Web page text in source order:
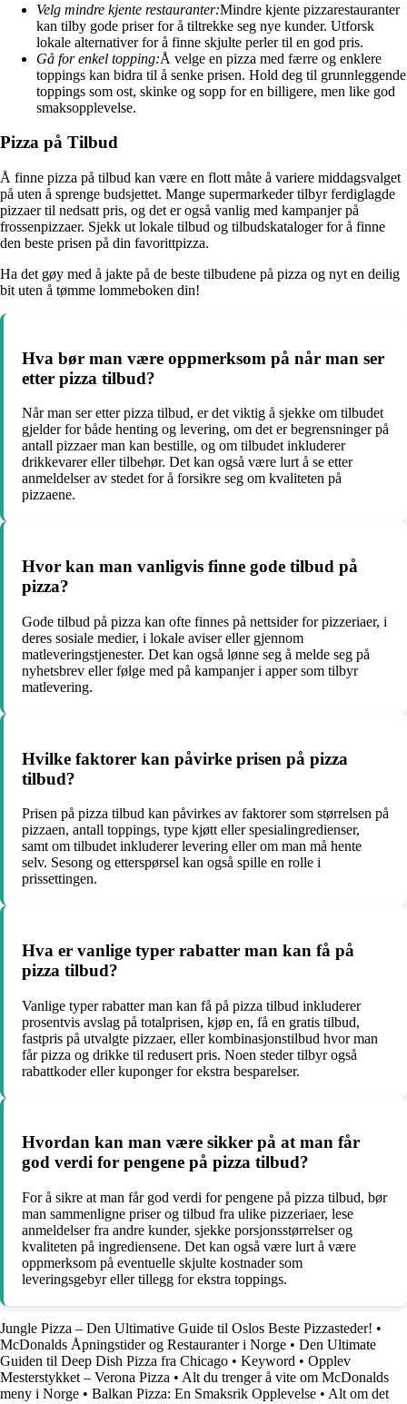
Velg mindre kjente restauranter:Mindre kjente pizzarestauranter
kan tilby gode priser for å tiltrekke seg nye kunder. Utforsk
lokale alternativer for å finne skjulte perler til en god pris.
Gå for enkel topping:Å velge en pizza med færre og enklere
toppings kan bidra til å senke prisen. Hold deg til grunnleggende
toppings som ost, skinke og sopp for en billigere, men like god
smaksopplevelse.
Pizza på Tilbud
Å finne pizza på tilbud kan være en flott måte å variere middagsvalget
på uten å sprenge budsjettet. Mange supermarkeder tilbyr ferdiglagde
pizzaer til nedsatt pris, og det er også vanlig med kampanjer på
frossenpizzaer. Sjekk ut lokale tilbud og tilbudskataloger for å finne
den beste prisen på din favorittpizza.
Ha det gøy med å jakte på de beste tilbudene på pizza og nyt en deilig
bit uten å tømme lommeboken din!
Hva bør man være oppmerksom på når man ser
etter pizza tilbud?
Når man ser etter pizza tilbud, er det viktig å sjekke om tilbudet
gjelder for både henting og levering, om det er begrensninger på
antall pizzaer man kan bestille, og om tilbudet inkluderer
drikkevarer eller tilbehør. Det kan også være lurt å se etter
anmeldelser av stedet for å forsikre seg om kvaliteten på
pizzaene.
Hvor kan man vanligvis finne gode tilbud på
pizza?
Gode tilbud på pizza kan ofte finnes på nettsider for pizzeriaer, i
deres sosiale medier, i lokale aviser eller gjennom
matleveringstjenester. Det kan også lønne seg å melde seg på
nyhetsbrev eller følge med på kampanjer i apper som tilbyr
matlevering.
Hvilke faktorer kan påvirke prisen på pizza
tilbud?
Prisen på pizza tilbud kan påvirkes av faktorer som størrelsen på
pizzaen, antall toppings, type kjøtt eller spesialingredienser,
samt om tilbudet inkluderer levering eller om man må hente
selv. Sesong og etterspørsel kan også spille en rolle i
prissettingen.
Hva er vanlige typer rabatter man kan få på
pizza tilbud?
Vanlige typer rabatter man kan få på pizza tilbud inkluderer
prosentvis avslag på totalprisen, kjøp en, få en gratis tilbud,
fastpris på utvalgte pizzaer, eller kombinasjonstilbud hvor man
får pizza og drikke til redusert pris. Noen steder tilbyr også
rabattkoder eller kuponger for ekstra besparelser.
Hvordan kan man være sikker på at man får
god verdi for pengene på pizza tilbud?
For å sikre at man får god verdi for pengene på pizza tilbud, bør
man sammenligne priser og tilbud fra ulike pizzeriaer, lese
anmeldelser fra andre kunder, sjekke porsjonsstørrelser og
kvaliteten på ingrediensene. Det kan også være lurt å være
oppmerksom på eventuelle skjulte kostnader som
leveringsgebyr eller tillegg for ekstra toppings.
Jungle Pizza – Den Ultimative Guide til Oslos Beste Pizzasteder! •
McDonalds Åpningstider og Restauranter i Norge • Den Ultimate
Guiden til Deep Dish Pizza fra Chicago • Keyword • Opplev
Mesterstykket – Verona Pizza • Alt du trenger å vite om McDonalds
meny i Norge • Balkan Pizza: En Smaksrik Opplevelse • Alt om det